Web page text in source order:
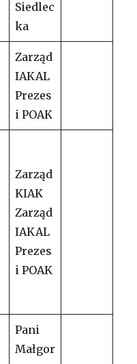
Siedlec
ka
Zarząd
IAKAL
Prezes
i POAK
Zarząd
KIAK
Zarząd
IAKAL
Prezes
i POAK
Pani
Małgor